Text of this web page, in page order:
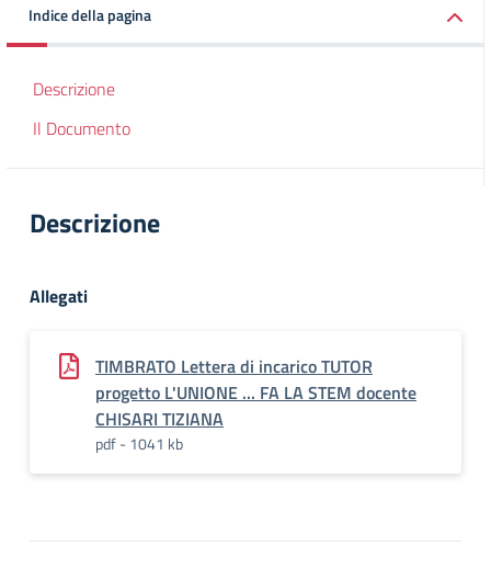
Indice della pagina
Descrizione
Il Documento
Descrizione
Allegati
TIMBRATO Lettera di incarico TUTOR
progetto L'UNIONE ... FA LA STEM docente
CHISARI TIZIANA
pdf - 1041 kb